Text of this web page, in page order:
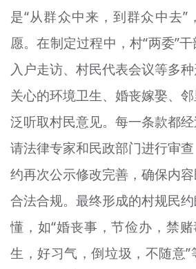
专题
资料库
是“从群众中来，到群众中去”
愿。在制定过程中，村“两委”干
入户走访、村民代表会议等多
关心的环境卫生、婚丧嫁娶、
泛听取村民意见。每一条款都
请法律专家和民政部门进行审
约再次公示修改完善，确保内
合法合规。最终形成的村规民
懂，如“婚丧事，节俭办，禁赌
生，好习气，倒垃圾，不随意